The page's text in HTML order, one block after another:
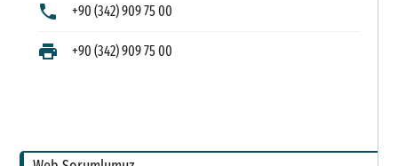
phone +90 (342) 909 75 00
print +90 (342) 909 75 00